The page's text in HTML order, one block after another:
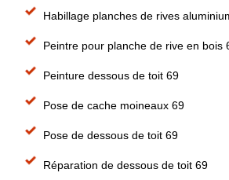
Habillage planches de rives
Peintre pour planche de rive en bois
Peinture dessous de toit 69
Pose de cache moineaux 69
Pose de dessous de toit 69
Réparation de dessous de toit 69